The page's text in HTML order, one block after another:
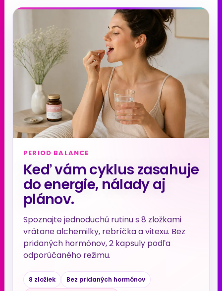
PERIOD BALANCE
Keď vám cyklus zasahuje
do energie, nálady aj
plánov.
Spoznajte jednoduchú rutinu s 8 zložkami
vrátane alchemilky, rebríčka a vitexu. Bez
pridaných hormónov, 2 kapsuly podľa
odporúčaného režimu.
8 zložiek
Bez pridaných hormónov